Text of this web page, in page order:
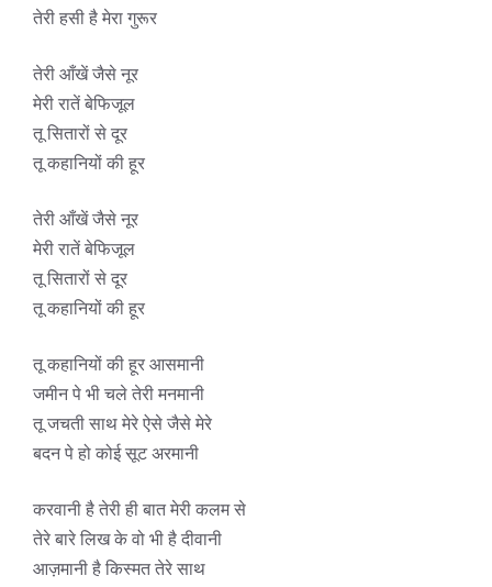
तेरी हसी है मेरा गुरूर
तेरी आँखें जैसे नूर
मेरी रातें बेफिजूल
तू सितारों से दूर
तू कहानियों की हूर
तेरी आँखें जैसे नूर
मेरी रातें बेफिजूल
तू सितारों से दूर
तू कहानियों की हूर
तू कहानियों की हूर आसमानी
जमीन पे भी चले तेरी मनमानी
तू जचती साथ मेरे ऐसे जैसे मेरे
बदन पे हो कोई सूट अरमानी
करवानी है तेरी ही बात मेरी कलम से
तेरे बारे लिख के वो भी है दीवानी
आज़मानी है किस्मत तेरे साथ